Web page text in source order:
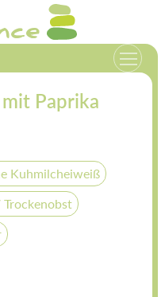
Paprika
Kuhmilcheiweiß